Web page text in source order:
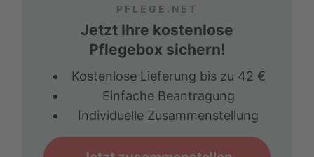
PFLEGE.NET
Jetzt Ihre kostenlose
Pflegebox sichern!
Kostenlose Lieferung bis zu 42 €
Einfache Beantragung
Individuelle Zusammenstellung